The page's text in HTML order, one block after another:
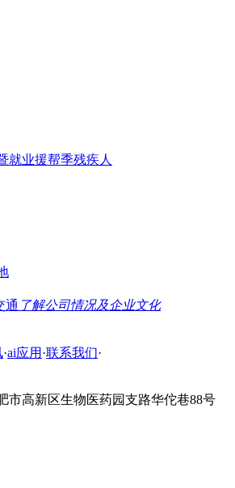
就业援帮季残疾人
通 了解公司情况及企业文化
·ai应用 ·联系我们·
市高新区生物医药园支路华佗巷88号